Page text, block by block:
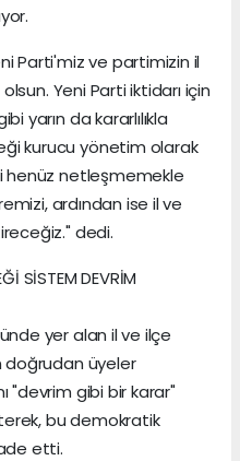
Parti'miz ve partimizin il
Yeni Parti iktidarı için
yarın da kararlılıkla
kurucu yönetim olarak
henüz netleşmemekle
ardından ise il ve
dedi.
SİSTEM DEVRİM
yer alan il ve ilçe
doğrudan üyeler
"devrim gibi bir karar"
bu demokratik
etti.